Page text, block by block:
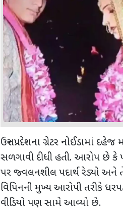
ઉત્તર પ્રદેશના ગ્રેટર નોઈડામાં
સળગાવી દીધી હતી. આરોપ છે કે
પર જ્વલનશીલ પદાર્થ રેડ્યો
વિપિનની મુખ્ય આરોપી તરીકે
વીડિયો પણ સામે આવ્યો છે.